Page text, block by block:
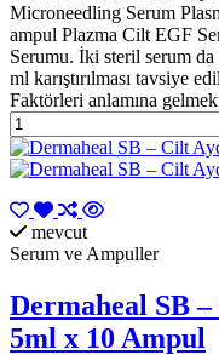
Microneedling Serum
ampul Plazma Cilt EGF
Serumu. İki steril serum da
ml karıştırılması tavsiye
Faktörleri anlamına
mevcut
Serum ve Ampuller
Dermaheal SB –
5ml x 10 Ampul